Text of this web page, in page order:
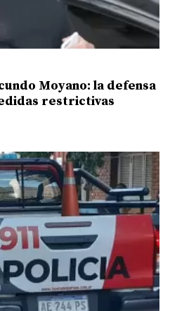
Moyano: la defensa
restrictivas